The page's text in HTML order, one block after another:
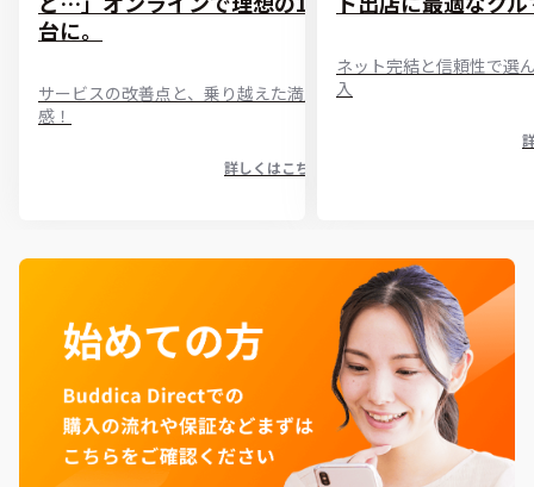
台に。
サービスの改善点と、乗り越えた満足
感！
詳しくはこちら
ネット完結と信頼性で選
入